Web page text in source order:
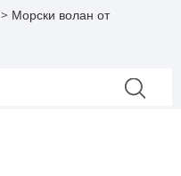
> Морски волан от